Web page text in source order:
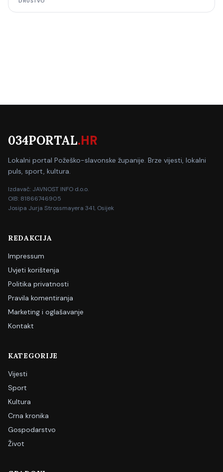
034PORTAL.HR
Lokalni portal Požeško-slavonske županije. Brze vijesti, lokalni
puls, sport, kultura.
Izdavač: JAVNOST INFO d.o.o.
OIB: 81866746905
Josipa Jurja Strossmayera 341, Osijek
REDAKCIJA
Impressum
Uvjeti korištenja
Politika privatnosti
Pravila komentiranja
Marketing i oglašavanje
Kontakt
KATEGORIJE
Vijesti
Sport
Kultura
Crna kronika
Gospodarstvo
Život